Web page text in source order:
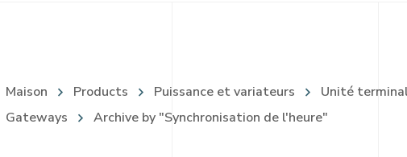
Maison Products Puissance et variateurs
Unité
Gateways
Archive by "Synchronisation de l'heure"